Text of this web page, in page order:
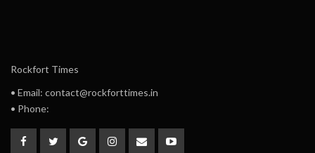
Rockfort Times
• Email: contact@rockforttimes.in
• Phone: